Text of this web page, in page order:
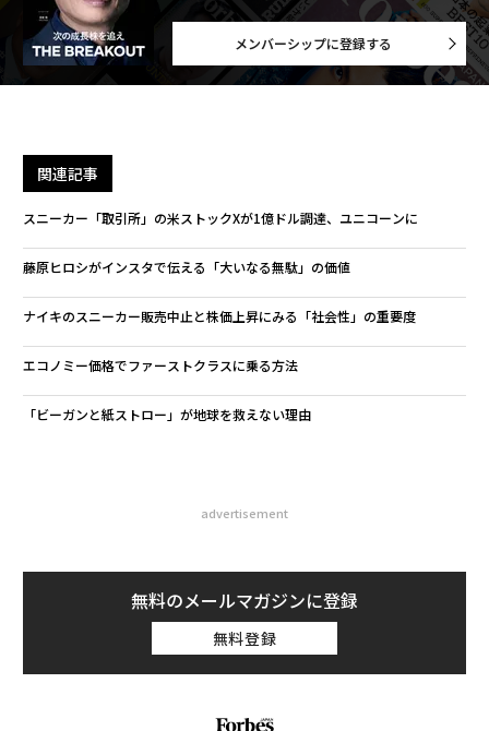
メンバーシップに登録する
関連記事
スニーカー「取引所」の米ストックXが1億ドル調達、ユニコーンに
藤原ヒロシがインスタで伝える「大いなる無駄」の価値
ナイキのスニーカー販売中止と株価上昇にみる「社会性」の重要度
エコノミー価格でファーストクラスに乗る方法
「ビーガンと紙ストロー」が地球を救えない理由
advertisement
無料のメールマガジンに登録
無料登録